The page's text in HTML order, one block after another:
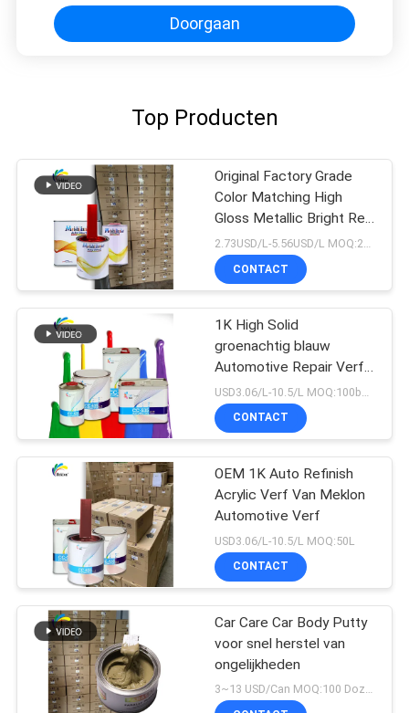
Doorgaan
Top Producten
Original Factory Grade
Color Matching High
Gloss Metallic Bright Red
Auto Repair Verf
2.73USD/L-5.56USD/L MOQ:200l
CONTACT
1K High Solid
groenachtig blauw
Automotive Repair Verf
voor Auto Refinish
CONTACT
OEM 1K Auto Refinish
Acrylic Verf Van Meklon
Automotive Verf
USD3.06/L-10.5/L MOQ:50L
CONTACT
Car Care Car Body Putty
voor snel herstel van
ongelijkheden
3~13 USD/Can MOQ:100 Dozen